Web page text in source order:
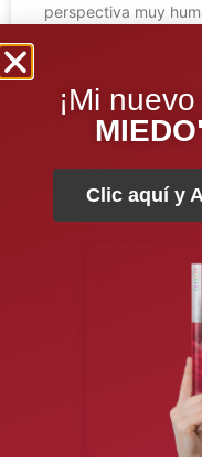
perspectiva muy
LEER COMPLETO »
¡Mi
Clic aquí y